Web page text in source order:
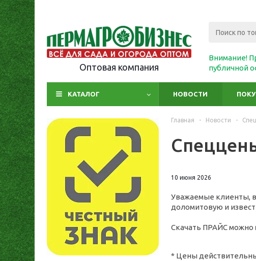
Оптовая компания
Внимание!
публичной
КАТАЛОГ НОВОСТИ
Главная - Новости -
10 июня 2026
Уважаемые клиенты,
доломитовую и
Скачать ПРАЙС можно
* Цены